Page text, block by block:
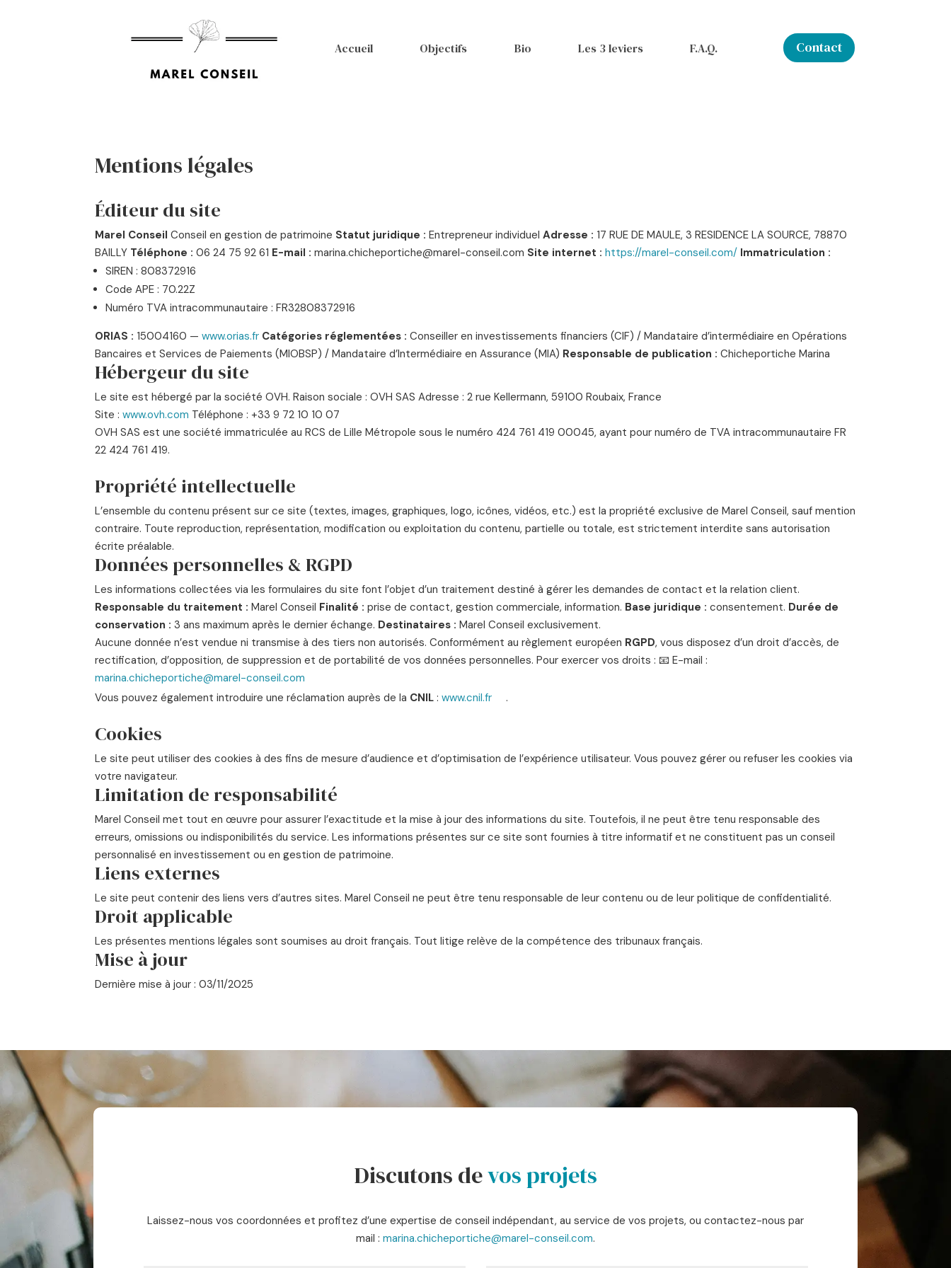
Accueil Objectifs Bio Les 3 leviers F.A.Q. Contact
Mentions légales
Éditeur du site
Marel Conseil Conseil en gestion de patrimoine Statut juridique :Entrepreneur individuelAdresse : 17 RUE DE MAULE, 3 RESIDENCE LA SOURCE, 78870
BAILLY Téléphone : 06 24 75 92 61 E-mail : marina.chicheportiche@marel-conseil.com Site internet : https://marel-conseil.com/ Immatriculation :
SIREN : 808372916
Code APE : 70.22Z
Numéro TVA intracommunautaire : FR32808372916
ORIAS : 15004160 —www.orias.fr Catégories réglementées : Conseiller en investissements financiers (CIF) /Mandataire d’intermédiaire en Opérations
Bancaires et Services de Paiements (MIOBSP) /Mandataire d’Intermédiaire en Assurance (MIA) Responsable de publication :Chicheportiche Marina
Hébergeur du site
Le site est hébergé par la société OVH. Raison sociale : OVH SASAdresse : 2 rue Kellermann, 59100 Roubaix, France
Site :www.ovh.com Téléphone : +33 9 72 10 10 07
OVH SAS est une société immatriculée au RCS de Lille Métropole sous le numéro 424 761 419 00045, ayant pour numéro de TVA intracommunautaire FR
22 424 761 419.
Propriété intellectuelle
L’ensemble du contenu présent sur ce site (textes, images, graphiques, logo, icônes, vidéos, etc.) est la propriété exclusive de Marel Conseil, sauf mention
contraire. Toute reproduction, représentation, modification ou exploitation du contenu, partielle ou totale, est strictement interdite sans autorisation
écrite préalable.
Données personnelles & RGPD
Les informations collectées via les formulaires du site font l’objet d’un traitement destiné à gérer les demandes de contact et la relation client.
Responsable du traitement : Marel Conseil Finalité : prise de contact, gestion commerciale, information. Base juridique : consentement. Durée de
conservation : 3 ans maximum après le dernier échange. Destinataires : Marel Conseil exclusivement.
Aucune donnée n’est vendue ni transmise à des tiers non autorisés. Conformément au règlement européen RGPD, vous disposez d’un droit d’accès, de
rectification, d’opposition, de suppression et de portabilité de vos données personnelles. Pour exercer vos droits : 📧 E-mail :
marina.chicheportiche@marel-conseil.com
Vous pouvez également introduire une réclamation auprès de la CNIL :www.cnil.fr .
Cookies
Le site peut utiliser des cookies à des fins de mesure d’audience et d’optimisation de l’expérience utilisateur. Vous pouvez gérer ou refuser les cookies via
votre navigateur.
Limitation de responsabilité
Marel Conseil met tout en œuvre pour assurer l’exactitude et la mise à jour des informations du site. Toutefois, il ne peut être tenu responsable des
erreurs, omissions ou indisponibilités du service. Les informations présentes sur ce site sont fournies à titre informatif et ne constituent pas un conseil
personnalisé en investissement ou en gestion de patrimoine.
Liens externes
Le site peut contenir des liens vers d’autres sites. Marel Conseil ne peut être tenu responsable de leur contenu ou de leur politique de confidentialité.
Droit applicable
Les présentes mentions légales sont soumises au droit français. Tout litige relève de la compétence des tribunaux français.
Mise à jour
Dernière mise à jour : 03/11/2025
Discutons devos projets
Laissez-nous vos coordonnées et profitez d’une expertise de conseil indépendant, au service de vos projets, ou contactez-nous par
mail : marina.chicheportiche@marel-conseil.com.